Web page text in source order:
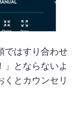
ではすり合わせ
」とならないよ
くとカウンセリ